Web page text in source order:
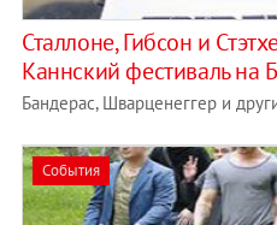
Сталлоне, Гибсон и
Каннский фестиваль на
Бандерас, Шварценеггер и
События